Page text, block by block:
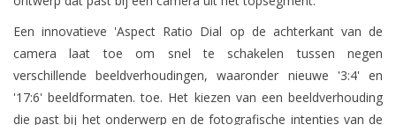
Een innovatieve 'Aspect Ratio Dial op de achterkant van de
camera laat toe om snel te schakelen tussen negen
verschillende beeldverhoudingen, waaronder nieuwe '3:4' en
'17:6' beeldformaten. toe. Het kiezen van een beeldverhouding
die past bij het onderwerp en de fotografische intenties van de